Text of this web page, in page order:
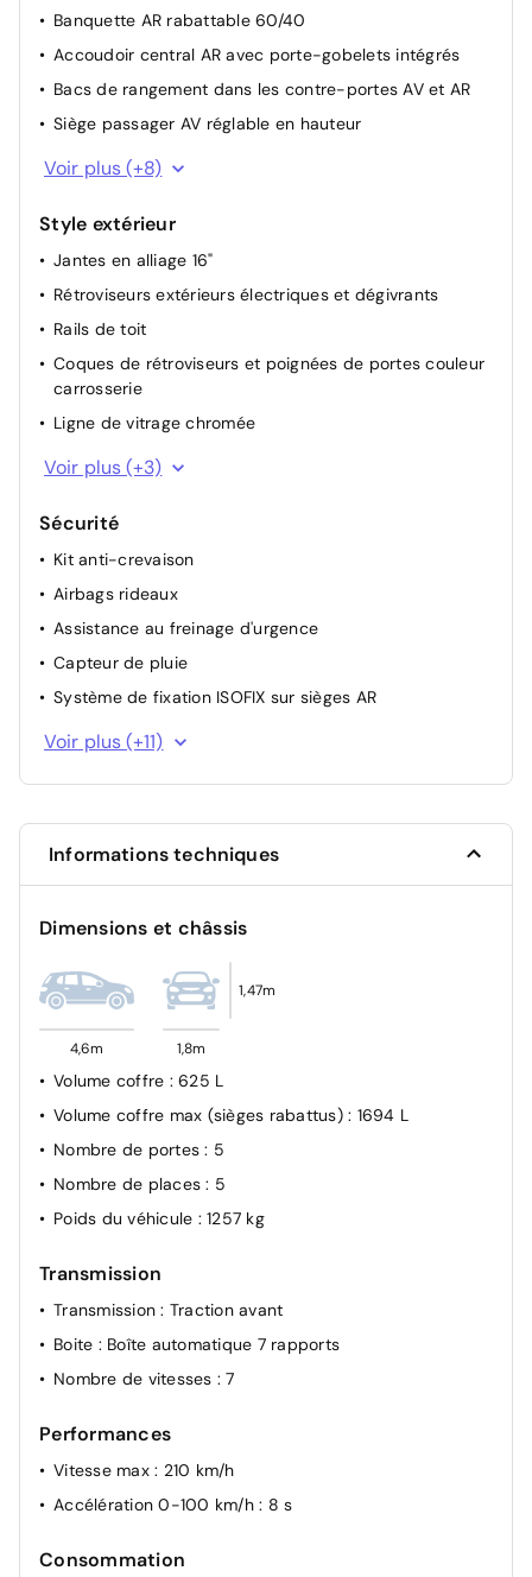
Connectique USB à charge accélérée
Banquette AR rabattable 60/40
Accoudoir central AR avec porte-gobelets intégrés
Bacs de rangement dans les contre-portes AV et AR
Siège passager AV réglable en hauteur
Volant et pommeau de levier de vitesses gainés cuir
Palettes de changement de vitesses au volant
Accoudoir central AV avec compartiment de
rangement
Sellerie tissu noir Irving
Poches aumonières au dos des sièges AV
Compartiment range-lunettes
Spots de lecture AV et AR
Voir plus (+8)
Style extérieur
Jantes en alliage 16"
Rétroviseurs extérieurs électriques et dégivrants
Rails de toit
Coques de rétroviseurs et poignées de portes couleur
carrosserie
Ligne de vitrage chromée
Becquet AR avec troisième feu stop LED intégré
Feux AR à LED
Voir plus (+3)
Sécurité
Kit anti-crevaison
Airbags rideaux
Assistance au freinage d'urgence
Capteur de pluie
Système de fixation ISOFIX sur sièges AR
Projecteurs antibrouillard AV
la luminosité
ABS avec répartiteur électronique de freinage
Système de gestion automatique des feux de route
Verrouillage automatique des portières en roulant
Alerte de franchissement involontaire de ligne
Alerte de vigilance du conducteur (DAW)
Système de freinage d'urgence autonome (FCA)
Aide au maintien dans la file (LKA)
Voir plus (+11)
Informations techniques
Dimensions et châssis
4,6m 1,8m
1,47m
Volume coffre : 625 L
Volume coffre max (sièges rabattus) : 1694 L
Nombre de portes: 5
Nombre de places: 5
Poids du véhicule : 1257 kg
Transmission
Transmission: Traction avant
Boite : Boîte automatique 7 rapports
Nombre de vitesses : 7
Performances
Vitesse max : 210 km/h
Accélération 0-100 km/h : 8 s
Consommation